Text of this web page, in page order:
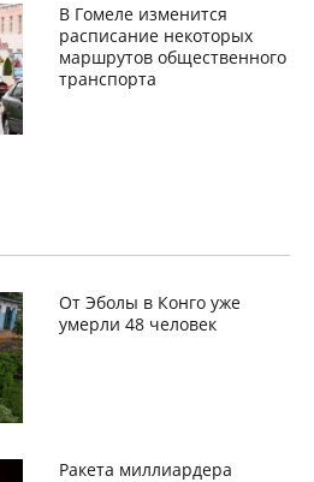
В Гомеле изменится
расписание некоторых
маршрутов общественного
транспорта
От Эболы в Конго уже
умерли 48 человек
Ракета миллиардера